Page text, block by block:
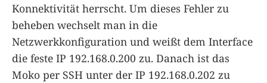
Konnektivität herrscht. Um dieses Fehler zu
beheben wechselt man in die
Netzwerkkonfiguration und weißt dem Interface
die feste IP 192.168.0.200 zu. Danach ist das
Moko per SSH unter der IP 192.168.0.202 zu